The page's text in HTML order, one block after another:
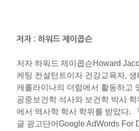
저자 : 하워드 제이콥슨
저자 하워드 제이콥슨Howard
케팅 컨설턴트이자 건강교육자,
캐롤라이나의 더럼에서 활동하고
공중보건학 석사와 보건학 박사
에서 역사학 학사 학위를 받았다.
글 광고단어Google AdWords For